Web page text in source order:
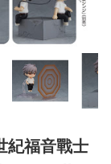
紀福音戰士